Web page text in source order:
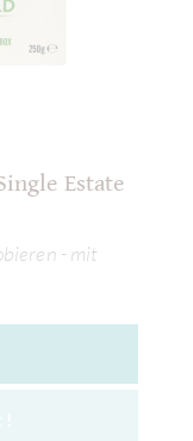
Estate
- mit